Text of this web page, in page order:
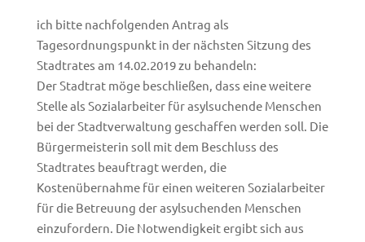
ich bitte nachfolgenden Antrag als
Tagesordnungspunkt in der nächsten Sitzung des
Stadtrates am 14.02.2019 zu behandeln:
Der Stadtrat möge beschließen, dass eine weitere
Stelle als Sozialarbeiter für asylsuchende Menschen
bei der Stadtverwaltung geschaffen werden soll. Die
Bürgermeisterin soll mit dem Beschluss des
Stadtrates beauftragt werden, die
Kostenübernahme für einen weiteren Sozialarbeiter
für die Betreuung der asylsuchenden Menschen
einzufordern. Die Notwendigkeit ergibt sich aus